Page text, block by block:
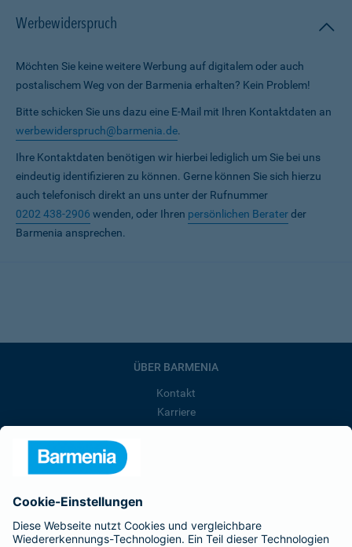
Werbewiderspruch
Möchten Sie keine weitere Werbung auf digitalem oder auch
postalischem Weg von der Barmenia erhalten? Kein Problem!
Bitte schicken Sie uns dazu eine E-Mail mit Ihren Kontaktdaten an
werbewiderspruch@barmenia.de.
Ihre Kontaktdaten benötigen wir hierbei lediglich um Sie bei uns
eindeutig identifizieren zu können. Gerne können Sie sich hierzu
auch telefonisch direkt an uns unter der Rufnummer
0202 438-2906 wenden, oder Ihren persönlichen Beraterder
Barmenia ansprechen.
ÜBER BARMENIA
Kontakt
Karriere
Barmenia ist Teil der BarmeniaGothaer
BELIEBTE SEITEN